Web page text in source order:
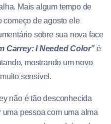
Mais algum tempo de
começo de agosto ele
sobre sua nova face
Carrey: I Needed Color” é
mostrando um novo
sensível.
não é tão desconhecida
pessoa com uma alma